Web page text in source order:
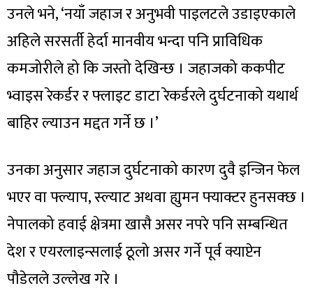
उनले भने, ‘नयाँ जहाज र अनुभवी पाइलटले उडाइएकाले
अहिले सरसर्ती हेर्दा मानवीय भन्दा पनि प्राविधिक
कमजोरीले हो कि जस्तो देखिन्छ । जहाजको ककपीट
भ्वाइस रेकर्डर र फ्लाइट डाटा रेकर्डरले दुर्घटनाको यथार्थ
बाहिर ल्याउन मद्दत गर्ने छ ।’
उनका अनुसार जहाज दुर्घटनाको कारण दुवै इन्जिन फेल
भएर वा फ्ल्याप, स्ल्याट अथवा ह्युमन फ्याक्टर हुनसक्छ ।
नेपालको हवाई क्षेत्रमा खासै असर नपरे पनि सम्बन्धित
देश र एयरलाइन्सलाई ठूलो असर गर्ने पूर्व क्याप्टेन
पौडेलले उल्लेख गरे ।